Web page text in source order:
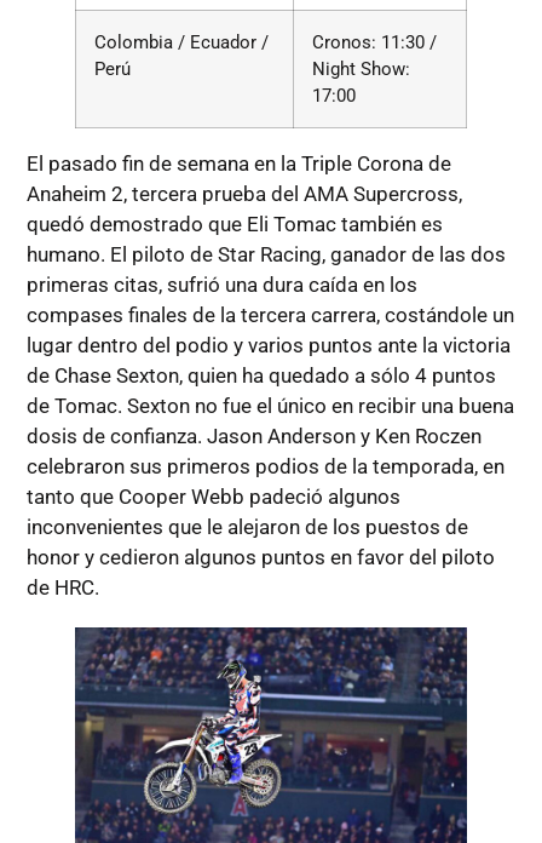
Colombia / Ecuador /
Perú
Cronos: 11:30 /
Night Show:
17:00
El pasado fin de semana en la Triple Corona de
Anaheim 2, tercera prueba del AMA Supercross,
quedó demostrado que Eli Tomac también es
humano. El piloto de Star Racing, ganador de las dos
primeras citas, sufrió una dura caída en los
compases finales de la tercera carrera, costándole un
lugar dentro del podio y varios puntos ante la victoria
de Chase Sexton, quien ha quedado a sólo 4 puntos
de Tomac. Sexton no fue el único en recibir una buena
dosis de confianza. Jason Anderson y Ken Roczen
celebraron sus primeros podios de la temporada, en
tanto que Cooper Webb padeció algunos
inconvenientes que le alejaron de los puestos de
honor y cedieron algunos puntos en favor del piloto
de HRC.